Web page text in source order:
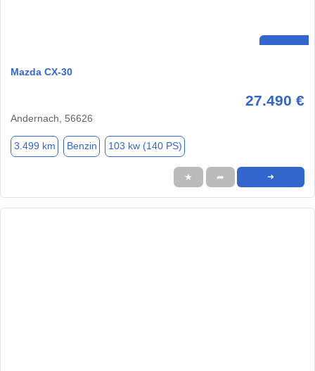
Mazda CX-30
27.490 €
Andernach, 56626
3.499 km Benzin 103 kw (140 PS)
★ ➦ ➜